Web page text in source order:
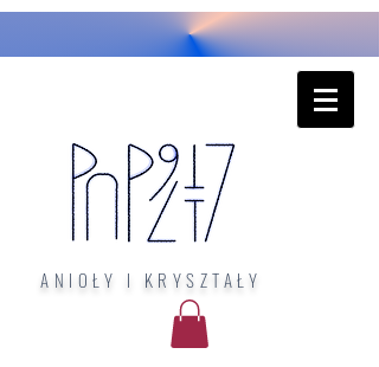
ANIOŁY I KRYSZTAŁY